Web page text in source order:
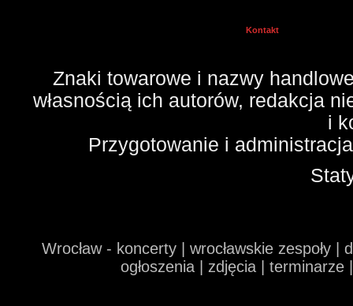
Kontakt
Znaki towarowe i nazwy
własnością ich autorów, redakcja
i
Przygotowanie i
Wrocław - koncerty | wrocławskie zespoły
ogłoszenia | zdjęcia |